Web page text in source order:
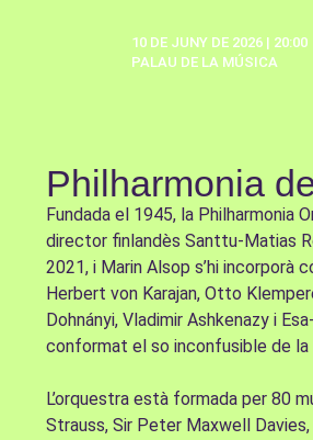
10 DE JUNY DE 2026 | 20:00
PALAU DE LA MÚSICA
Philharmonia
Fundada el 1945, la Philharmonia
director finlandès Santtu-Matias
2021, i Marin Alsop s’hi incorporà
Herbert von Karajan, Otto
Dohnányi, Vladimir Ashkenazy i
conformat el so inconfusible de la
L’orquestra està formada per 80
Strauss, Sir Peter Maxwell